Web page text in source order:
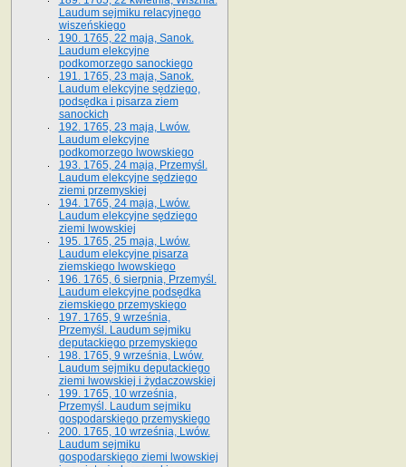
Laudum sejmiku relacyjnego
wiszeńskiego
190. 1765, 22 maja, Sanok.
Laudum elekcyjne
podkomorzego sanockiego
191. 1765, 23 maja, Sanok.
Laudum elekcyjne sędziego,
podsędka i pisarza ziem
sanockich
192. 1765, 23 maja, Lwów.
Laudum elekcyjne
podkomorzego lwowskiego
193. 1765, 24 maja, Przemyśl.
Laudum elekcyjne sędziego
ziemi przemyskiej
194. 1765, 24 maja, Lwów.
Laudum elekcyjne sędziego
ziemi lwowskiej
195. 1765, 25 maja, Lwów.
Laudum elekcyjne pisarza
ziemskiego lwowskiego
196. 1765, 6 sierpnia, Przemyśl.
Laudum elekcyjne podsędka
ziemskiego przemyskiego
197. 1765, 9 września,
Przemyśl. Laudum sejmiku
deputackiego przemyskiego
198. 1765, 9 września, Lwów.
Laudum sejmiku deputackiego
ziemi lwowskiej i żydaczowskiej
199. 1765, 10 września,
Przemyśl. Laudum sejmiku
gospodarskiego przemyskiego
200. 1765, 10 września, Lwów.
Laudum sejmiku
gospodarskiego ziemi lwowskiej